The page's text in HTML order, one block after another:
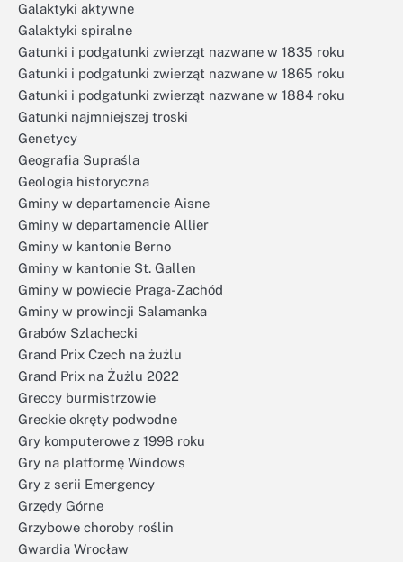
Galaktyki aktywne
Galaktyki spiralne
Gatunki i podgatunki zwierząt nazwane w 1835 roku
Gatunki i podgatunki zwierząt nazwane w 1865 roku
Gatunki i podgatunki zwierząt nazwane w 1884 roku
Gatunki najmniejszej troski
Genetycy
Geografia Supraśla
Geologia historyczna
Gminy w departamencie Aisne
Gminy w departamencie Allier
Gminy w kantonie Berno
Gminy w kantonie St. Gallen
Gminy w powiecie Praga-Zachód
Gminy w prowincji Salamanka
Grabów Szlachecki
Grand Prix Czech na żużlu
Grand Prix na Żużlu 2022
Greccy burmistrzowie
Greckie okręty podwodne
Gry komputerowe z 1998 roku
Gry na platformę Windows
Gry z serii Emergency
Grzędy Górne
Grzybowe choroby roślin
Gwardia Wrocław